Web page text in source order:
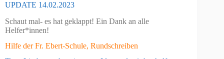
UPDATE 14.02.2023
Schaut mal- es hat geklappt! Ein Dank an alle
Helfer*innen!
Hilfe der Fr. Ebert-Schule, Rundschreiben